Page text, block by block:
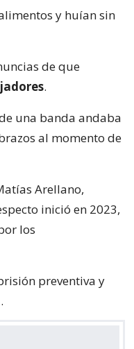
y huían sin
de que
.
una banda andaba
al momento de
Arellano,
inició en 2023,
los
preventiva y